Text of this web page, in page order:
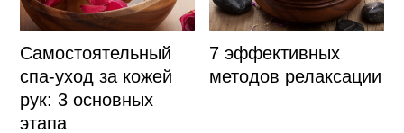
Самостоятельный
спа-уход за кожей
рук: 3 основных
этапа
7 эффективных
методов релаксации